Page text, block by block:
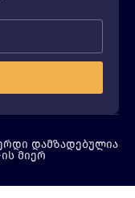
დამზადებულია
მიერ